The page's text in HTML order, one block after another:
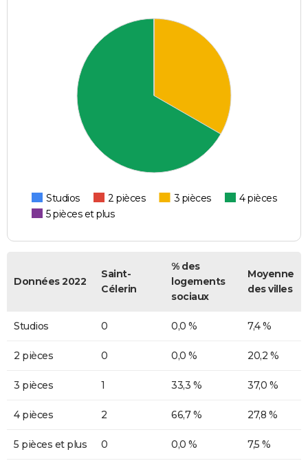
Studios 2 pièces 3 pièces
4 pièces
5 pièces et plus
Données 2022
Saint-
Célerin
% des
logements
sociaux
Moyenne
des villes
Studios 0 0,0 % 7,4 %
2 pièces 0 0,0 % 20,2 %
3 pièces 1 33,3 % 37,0 %
4 pièces 2 66,7 % 27,8 %
5 pièces et plus 0 0,0 % 7,5 %